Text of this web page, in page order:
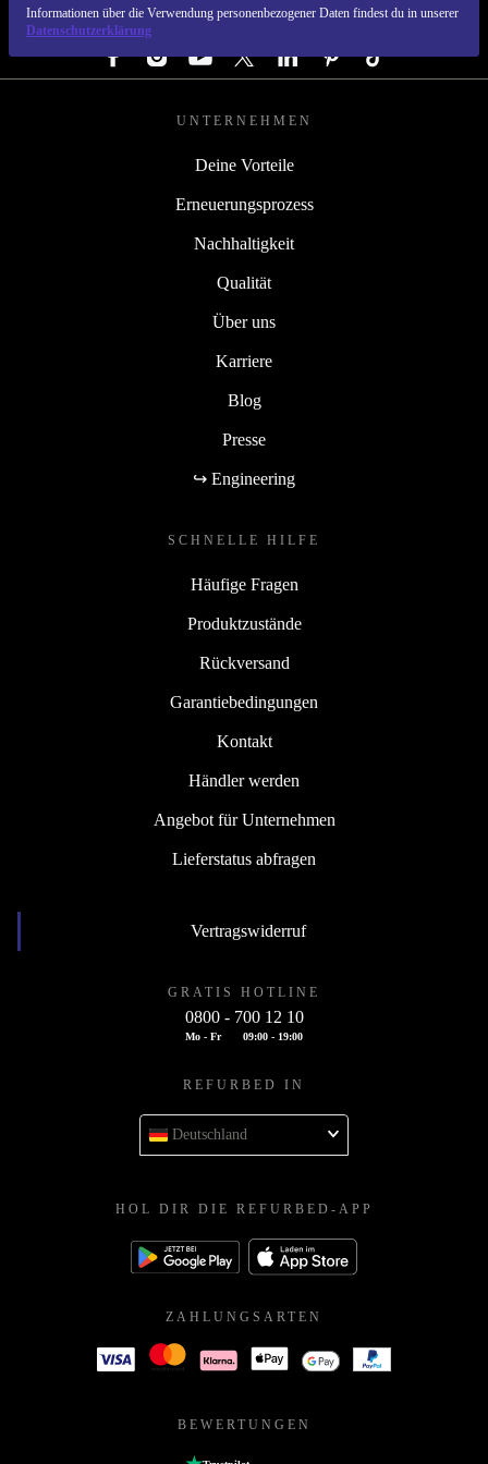
Informationen über die Verwendung personenbezogener Daten findest du in unserer
Datenschutzerklärung
FOLGE UNS
UNTERNEHMEN
Deine Vorteile
Erneuerungsprozess
Nachhaltigkeit
Qualität
Über uns
Karriere
Blog
Presse
↪ Engineering
SCHNELLE HILFE
Häufige Fragen
Produktzustände
Rückversand
Garantiebedingungen
Kontakt
Händler werden
Angebot für Unternehmen
Lieferstatus abfragen
Vertragswiderruf
GRATIS HOTLINE
0800 - 700 12 10
Mo - Fr 09:00 - 19:00
REFURBED IN
Deutschland
HOL DIR DIE REFURBED-APP
ZAHLUNGSARTEN
BEWERTUNGEN